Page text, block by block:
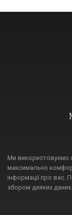
Ми використовуємо
максимально
інформації про вас.
збором деяких даних.